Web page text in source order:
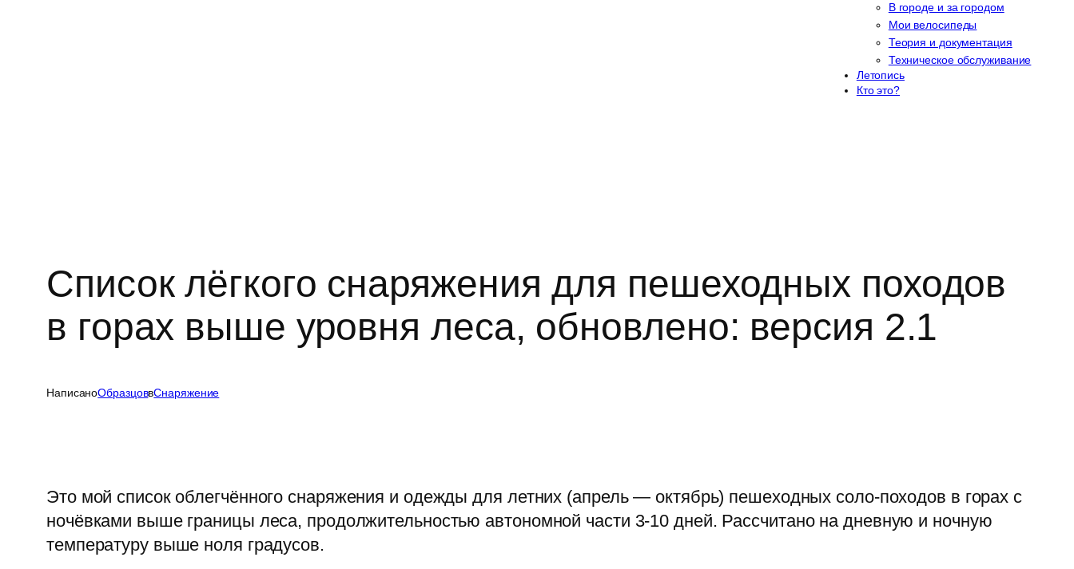
В городе и за городом
Мои велосипеды
Теория и документация
Техническое обслуживание
Летопись
Кто это?
Список лёгкого снаряжения для пешеходных походов
в горах выше уровня леса, обновлено: версия 2.1
НаписаноОбразцоввCнаряжение
Это мой список облегчённого снаряжения и одежды для летних (апрель — октябрь) пешеходных соло-походов в горах с
ночёвками выше границы леса, продолжительностью автономной части 3-10 дней. Рассчитано на дневную и ночную
температуру выше ноля градусов.